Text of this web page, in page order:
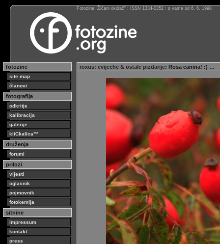
Fotozine “Žičani okidač” : ISSN 1334-0352 : s vama od 6. 6. 1998
fotozine
site map
članovi
fotografija
odkritje
kalibracija
galerije
kliCkalica™
druženja
forumi
prilozi
vijesti
oglasnik
pojmovnik
fotokemija
sitnine
impressum
kontakt
press
roxus: cvijeche & ostale pizdarije: Rosa canina! :) …